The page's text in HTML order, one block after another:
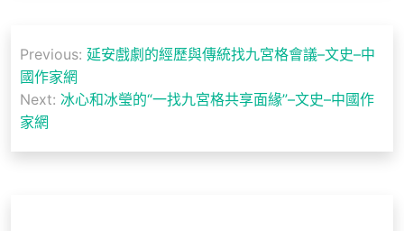
章
導
覽
Previous: 延安戲劇的經歷與傳統找九宮格會議–文史–中
國作家網
Next: 冰心和冰瑩的“一找九宮格共享面緣”–文史–中國作
家網